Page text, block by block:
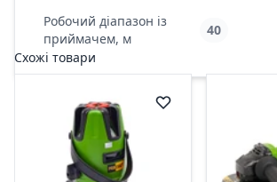
Робочий діапазон із
приймачем, м
40
Схожі товари